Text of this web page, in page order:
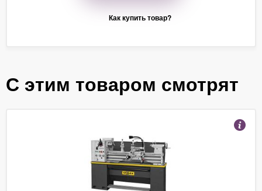
Как купить товар?
С этим товаром смотрят